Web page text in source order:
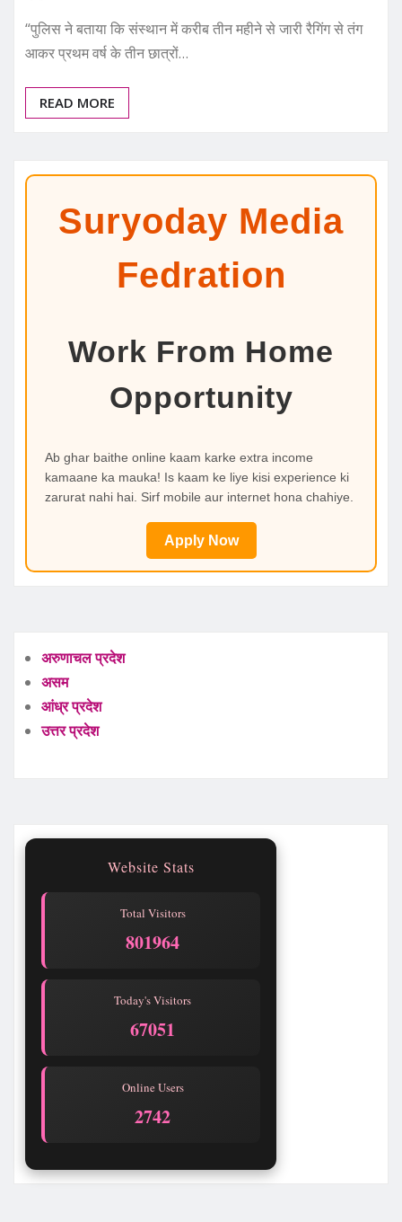
“पुलिस ने बताया कि संस्थान में करीब तीन महीने से जारी रैगिंग से तंग
आकर प्रथम वर्ष के तीन छात्रों…
READ MORE
Suryoday Media
Fedration
Work From Home
Opportunity
Ab ghar baithe online kaam karke extra income
kamaane ka mauka! Is kaam ke liye kisi experience ki
zarurat nahi hai. Sirf mobile aur internet hona chahiye.
Apply Now
अरुणाचल प्रदेश
असम
आंध्र प्रदेश
उत्तर प्रदेश
Website Stats
Total Visitors
801965
Today's Visitors
67052
Online Users
2741